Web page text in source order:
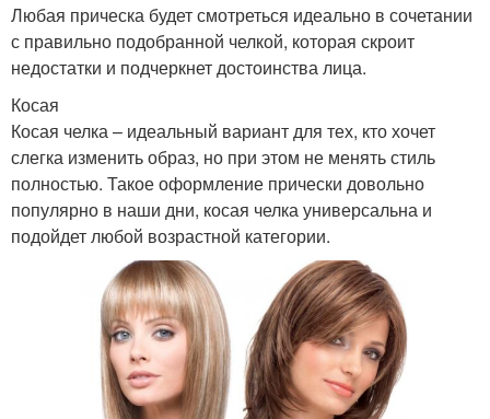
Любая прическа будет смотреться идеально в сочетании
с правильно подобранной челкой, которая скроит
недостатки и подчеркнет достоинства лица.
Косая
Косая челка – идеальный вариант для тех, кто хочет
слегка изменить образ, но при этом не менять стиль
полностью. Такое оформление прически довольно
популярно в наши дни, косая челка универсальна и
подойдет любой возрастной категории.